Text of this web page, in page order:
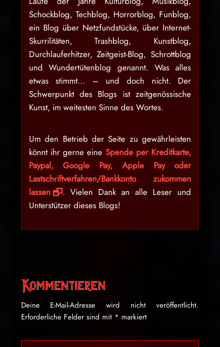
Schockblog, Techblog, Horrorblog, Funblog,
ein Blog über Netzfundstücke, über Internet-
Skurrilitäten, Trashblog, Kunstblog,
Durchlauferhitzer, Zeitgeist-Blog, Schrottblog
und Wundertütenblog genannt. Was alles
etwas stimmt… – und doch nicht. Der
Schwerpunkt des Blogs ist zeitgenössische
Kunst, im weitesten Sinne des Wortes.
Um den Betrieb der Seite zu gewährleisten
könnt ihr gerne eine Spende per Kreditkarte,
Paypal, Google Pay, Apple Pay oder
Lastschriftverfahren/Bankkonto zukommen
lassen
. Vielen Dank an alle Leser und
Unterstützer dieses Blogs!
Kommentieren
Deine E-Mail-Adresse wird nicht veröffentlicht.
Erforderliche Felder sind mit * markiert